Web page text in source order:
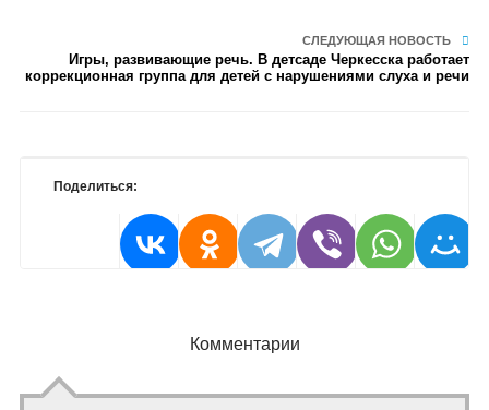
СЛЕДУЮЩАЯ НОВОСТЬ
Игры, развивающие речь. В детсаде Черкесска работает
коррекционная группа для детей с нарушениями слуха и речи
Поделиться:
Комментарии